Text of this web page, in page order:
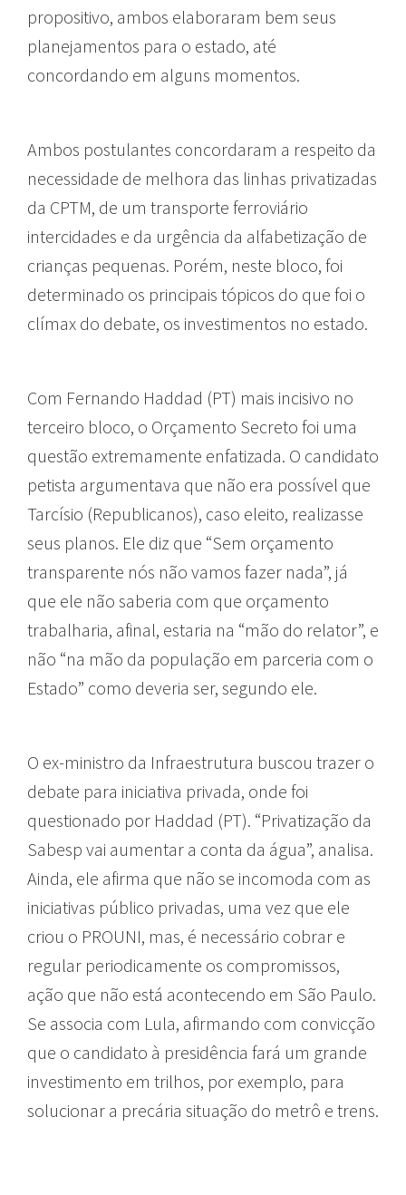
propositivo, ambos elaboraram bem seus
planejamentos para o estado, até
concordando em alguns momentos.
Ambos postulantes concordaram a respeito da
necessidade de melhora das linhas privatizadas
da CPTM, de um transporte ferroviário
intercidades e da urgência da alfabetização de
crianças pequenas. Porém, neste bloco, foi
determinado os principais tópicos do que foi o
clímax do debate, os investimentos no estado.
Com Fernando Haddad (PT) mais incisivo no
terceiro bloco, o Orçamento Secreto foi uma
questão extremamente enfatizada. O candidato
petista argumentava que não era possível que
Tarcísio (Republicanos), caso eleito, realizasse
seus planos. Ele diz que “Sem orçamento
transparente nós não vamos fazer nada”, já
que ele não saberia com que orçamento
trabalharia, afinal, estaria na “mão do relator”, e
não “na mão da população em parceria com o
Estado” como deveria ser, segundo ele.
O ex-ministro da Infraestrutura buscou trazer o
debate para iniciativa privada, onde foi
questionado por Haddad (PT). “Privatização da
Sabesp vai aumentar a conta da água”, analisa.
Ainda, ele afirma que não se incomoda com as
iniciativas público privadas, uma vez que ele
criou o PROUNI, mas, é necessário cobrar e
regular periodicamente os compromissos,
ação que não está acontecendo em São Paulo.
Se associa com Lula, afirmando com convicção
que o candidato à presidência fará um grande
investimento em trilhos, por exemplo, para
solucionar a precária situação do metrô e trens.